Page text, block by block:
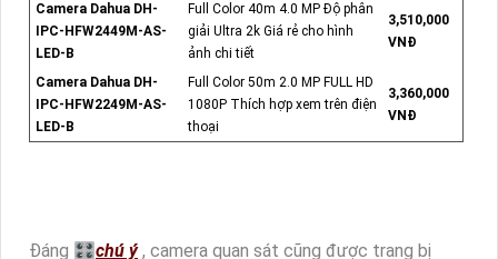
Camera Dahua DH-
IPC-HFW2449M-AS-
LED-B
Full Color 40m 4.0 MP Độ phân
giải Ultra 2k Giá rẻ cho hình
ảnh chi tiết
3,510,000
VNĐ
Camera Dahua DH-
IPC-HFW2249M-AS-
LED-B
Full Color 50m 2.0 MP FULL HD
1080P Thích hợp xem trên điện
thoại
3,360,000
VNĐ
Đáng 🎛chú ý, camera quan sát cũng được trang bị